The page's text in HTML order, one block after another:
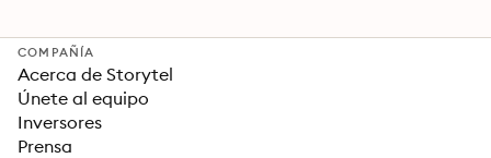
COMPAÑÍA
Acerca de Storytel
Únete al equipo
Inversores
Prensa